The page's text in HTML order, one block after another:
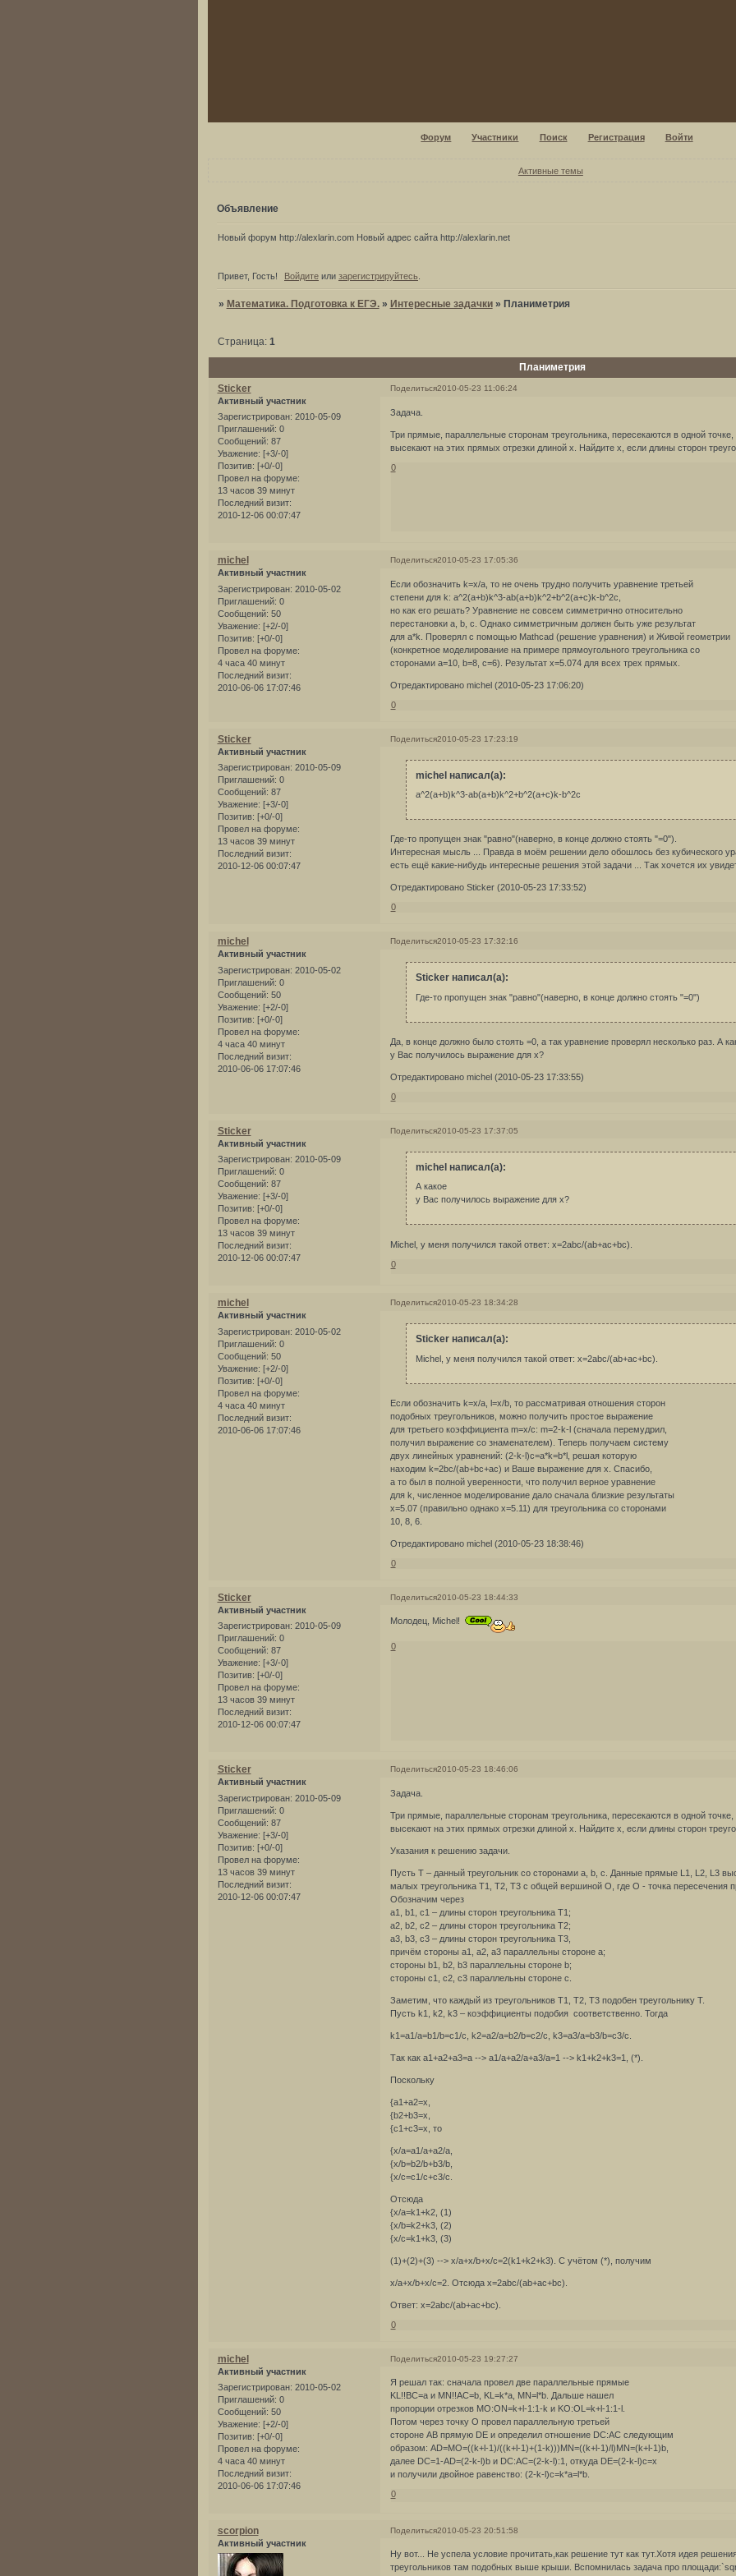
Форум Участники Поиск Регистрация Войти
Активные темы
Объявление
Новый форум http://alexlarin.com Новый адрес сайта http://alexlarin.net
Привет, Гость! Войдите или зарегистрируйтесь
» Математика. Подготовка к ЕГЭ. » Интересные задачки » Планиметрия
Планиметрия
Страница: 1
Поделиться2010-05-23 11:06:24
Sticker
Активный участник
Зарегистрирован: 2010-05-09
Приглашений: 0
Сообщений: 87
Уважение: [+3/-0]
Позитив: [+0/-0]
Провел на форуме:
13 часов 39 минут
Последний визит:
2010-12-06 00:07:47
Задача.
Три прямые, параллельные сторонам треугольника, пересекаются в одной
высекают на этих прямых отрезки длиной x. Найдите x, если длины сторон
0
Поделиться2010-05-23 17:05:36
michel
Активный участник
Зарегистрирован: 2010-05-02
Приглашений: 0
Сообщений: 50
Уважение: [+2/-0]
Позитив: [+0/-0]
Провел на форуме:
4 часа 40 минут
Последний визит:
2010-06-06 17:07:46
Если обозначить k=x/a, то не очень трудно получить уравнение третьей
степени для k: a^2(a+b)k^3-ab(a+b)k^2+b^2(a+c)k-b^2c,
но как его решать? Уравнение не совсем симметрично относительно
перестановки a, b, c. Однако симметричным должен быть уже результат
для a*k. Проверял с помощью Mathcad (решение уравнения) и Живой геометрии
(конкретное моделирование на примере прямоугольного треугольника со
сторонами a=10, b=8, c=6). Результат х=5.074 для всех трех прямых.
Отредактировано michel (2010-05-23 17:06:20)
0
Поделиться2010-05-23 17:23:19
Sticker
Активный участник
Зарегистрирован: 2010-05-09
Приглашений: 0
Сообщений: 87
Уважение: [+3/-0]
Позитив: [+0/-0]
Провел на форуме:
13 часов 39 минут
Последний визит:
2010-12-06 00:07:47
michel написал(а):
a^2(a+b)k^3-ab(a+b)k^2+b^2(a+c)k-b^2c
Где-то пропущен знак "равно"(наверно, в конце должно стоять "=0").
Интересная мысль ... Правда в моём решении дело обошлось без кубического
есть ещё какие-нибудь интересные решения этой задачи ... Так хочется их
Отредактировано Sticker (2010-05-23 17:33:52)
0
Поделиться2010-05-23 17:32:16
michel
Активный участник
Зарегистрирован: 2010-05-02
Приглашений: 0
Сообщений: 50
Уважение: [+2/-0]
Позитив: [+0/-0]
Провел на форуме:
4 часа 40 минут
Последний визит:
2010-06-06 17:07:46
Sticker написал(а):
Где-то пропущен знак "равно"(наверно, в конце должно стоять "=0")
Да, в конце должно было стоять =0, а так уравнение проверял несколько раз. А
у Вас получилось выражение для х?
Отредактировано michel (2010-05-23 17:33:55)
0
Поделиться2010-05-23 17:37:05
Sticker
Активный участник
Зарегистрирован: 2010-05-09
Приглашений: 0
Сообщений: 87
Уважение: [+3/-0]
Позитив: [+0/-0]
Провел на форуме:
13 часов 39 минут
Последний визит:
2010-12-06 00:07:47
michel написал(а):
А какое
у Вас получилось выражение для х?
Michel, у меня получился такой ответ: x=2abc/(ab+ac+bc).
0
Поделиться2010-05-23 18:34:28
michel
Активный участник
Зарегистрирован: 2010-05-02
Приглашений: 0
Сообщений: 50
Уважение: [+2/-0]
Позитив: [+0/-0]
Провел на форуме:
4 часа 40 минут
Последний визит:
2010-06-06 17:07:46
Sticker написал(а):
Michel, у меня получился такой ответ: x=2abc/(ab+ac+bc).
Если обозначить k=x/a, l=x/b, то рассматривая отношения сторон
подобных треугольников, можно получить простое выражение
для третьего коэффициента m=x/c: m=2-k-l (сначала перемудрил,
получил выражение со знаменателем). Теперь получаем систему
двух линейных уравнений: (2-k-l)c=a*k=b*l, решая которую
находим k=2bc/(ab+bc+ac) и Ваше выражение для х. Спасибо,
а то был в полной уверенности, что получил верное уравнение
для k, численное моделирование дало сначала близкие результаты
х=5.07 (правильно однако х=5.11) для треугольника со сторонами
10, 8, 6.
Отредактировано michel (2010-05-23 18:38:46)
0
Поделиться2010-05-23 18:44:33
Sticker
Активный участник
Зарегистрирован: 2010-05-09
Приглашений: 0
Сообщений: 87
Уважение: [+3/-0]
Позитив: [+0/-0]
Провел на форуме:
13 часов 39 минут
Последний визит:
2010-12-06 00:07:47
Молодец, Michel!
0
Поделиться2010-05-23 18:46:06
Sticker
Активный участник
Зарегистрирован: 2010-05-09
Приглашений: 0
Сообщений: 87
Уважение: [+3/-0]
Позитив: [+0/-0]
Провел на форуме:
13 часов 39 минут
Последний визит:
2010-12-06 00:07:47
Задача.
Три прямые, параллельные сторонам треугольника, пересекаются в одной
высекают на этих прямых отрезки длиной x. Найдите x, если длины сторон
Указания к решению задачи.
Пусть T – данный треугольник со сторонами a, b, c. Данные прямые L1, L2, L3
малых треугольника T1, T2, T3 с общей вершиной O, где O - точка пересечения
Обозначим через
a1, b1, c1 – длины сторон треугольника T1;
a2, b2, c2 – длины сторон треугольника T2;
a3, b3, c3 – длины сторон треугольника T3,
причём стороны a1, a2, a3 параллельны стороне a;
стороны b1, b2, b3 параллельны стороне b;
стороны c1, c2, c3 параллельны стороне c.
Заметим, что каждый из треугольников T1, T2, T3 подобен треугольнику T.
Пусть k1, k2, k3 – коэффициенты подобия соответственно. Тогда
k1=a1/a=b1/b=c1/c, k2=a2/a=b2/b=c2/c, k3=a3/a=b3/b=c3/c.
Так как a1+a2+a3=a --> a1/a+a2/a+a3/a=1 --> k1+k2+k3=1, (*).
Поскольку
{a1+a2=x,
{b2+b3=x,
{c1+c3=x, то
{x/a=a1/a+a2/a,
{x/b=b2/b+b3/b,
{x/c=c1/c+c3/c.
Отсюда
{x/a=k1+k2, (1)
{x/b=k2+k3, (2)
{x/c=k1+k3, (3)
(1)+(2)+(3) --> x/a+x/b+x/c=2(k1+k2+k3). С учётом (*), получим
x/a+x/b+x/c=2. Отсюда x=2abc/(ab+ac+bc).
Ответ: x=2abc/(ab+ac+bc).
0
Поделиться2010-05-23 19:27:27
michel
Активный участник
Зарегистрирован: 2010-05-02
Приглашений: 0
Сообщений: 50
Уважение: [+2/-0]
Позитив: [+0/-0]
Провел на форуме:
4 часа 40 минут
Последний визит:
2010-06-06 17:07:46
Я решал так: сначала провел две параллельные прямые
KL!!BC=a и MN!!AC=b, KL=k*a, MN=l*b. Дальше нашел
пропорции отрезков MO:ON=k+l-1:1-k и KO:OL=k+l-1:1-l.
Потом через точку О провел параллельную третьей
стороне АВ прямую DE и определил отношение DC:AC следующим
образом: AD=MO=((k+l-1)/((k+l-1)+(1-k)))MN=((k+l-1)/l)MN=(k+l-1)b,
далее DC=1-AD=(2-k-l)b и DC:AC=(2-k-l):1, откуда DE=(2-k-l)c=х
и получили двойное равенство: (2-k-l)c=k*a=l*b.
0
Поделиться2010-05-23 20:51:58
scorpion
Активный участник
Ну вот... Не успела условие прочитать,как решение тут как тут.Хотя идея
треугольников там подобных выше крыши. Вспомнилась задача про